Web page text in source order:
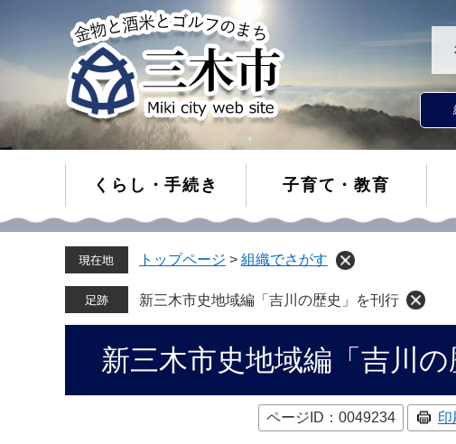
くらし・手続き 子育て・教育
トップページ > 組織でさがす
新三木市史地域編「吉川の歴史」を刊行
新三木市史地域編「吉川
ページID：0049234 印